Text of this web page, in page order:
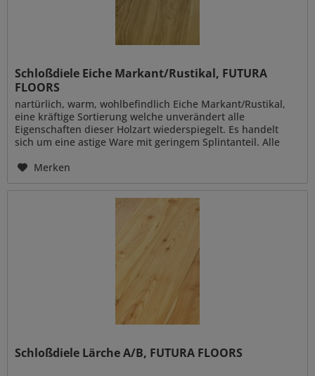
Schloßdiele Eiche Markant/Rustikal, FUTURA
FLOORS
nartürlich, warm, wohlbefindlich Eiche Markant/Rustikal,
eine kräftige Sortierung welche unverändert alle
Eigenschaften dieser Holzart wiederspiegelt. Es handelt
sich um eine astige Ware mit geringem Splintanteil. Alle
Merken
Schloßdiele Lärche A/B, FUTURA FLOORS